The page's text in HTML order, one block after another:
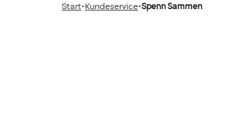
Start•Forrige
Kundeservice•Spenn Sammen